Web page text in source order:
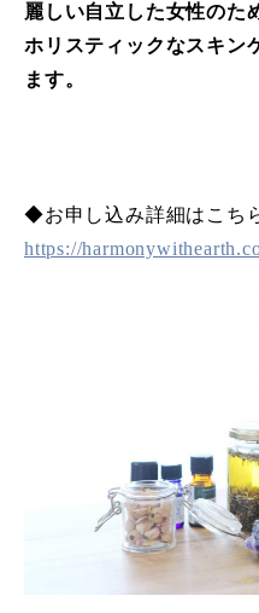
麗しい自立した女性のた
ホリスティックなスキン
ます。
◆お申し込み詳細はこち
https://